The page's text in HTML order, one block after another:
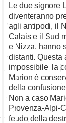
Le due signore
diventeranno
agli antipodi, il
Calais e il Sud
e Nizza, hanno
distanti. Questa
impossibile, la
Marion è
della
Non a caso
Provenza-Alpi-
feudo della